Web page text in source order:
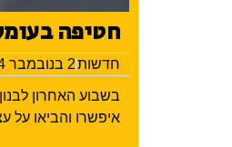
חטיפה
חדשות2 בנובמבר 2024
בשבוע האחרון
איפשרו והביאו על עצמם ב3